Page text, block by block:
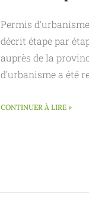
Permis
décrit étape par
auprès de la
d'urbanisme a été
CONTINUER À LIRE »